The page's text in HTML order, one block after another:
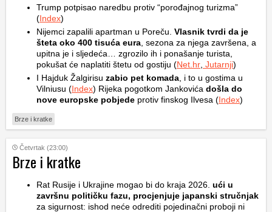
Trump potpisao naredbu protiv “porođajnog turizma”
(Index)
Nijemci zapalili apartman u Poreču. Vlasnik tvrdi da je
šteta oko 400 tisuća eura , sezona za njega završena, a
upitna je i sljedeća… zgrozilo ih i ponašanje turista,
pokušat će naplatiti štetu od gostiju (Net.hr Jutarnji)
I Hajduk Žalgirisu zabio pet komada , i to u gostima u
Vilniusu (Index) Rijeka pogotkom Jankovića došla do
nove europske pobjede protiv finskog Ilvesa (Index)
Brze i kratke
Četvrtak (23:00)
Brze i kratke
Rat Rusije i Ukrajine mogao bi do kraja 2026. ući u
završnu političku fazu, procjenjuje japanski stručnjak
za sigurnost: ishod neće odrediti pojedinačni proboji ni